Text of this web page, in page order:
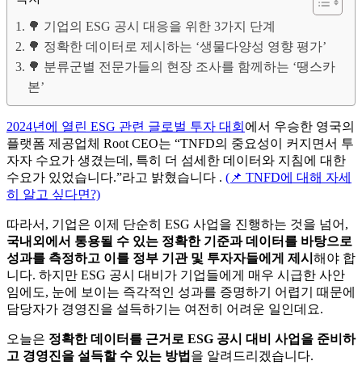
🌳 기업의 ESG 공시 대응을 위한 3가지 단계
🌳 정확한 데이터로 제시하는 ‘생물다양성 영향 평가’
🌳 분류군별 전문가들의 현장 조사를 함께하는 ‘땡스카
본’
2024년에 열린 ESG 관련 글로벌 투자 대회 에서 우승한 영국의
플랫폼 제공업체 Root CEO는 “TNFD의 중요성이 커지면서 투
자자 수요가 생겼는데, 특히 더 섬세한 데이터와 지침에 대한
수요가 있었습니다.”라고 밝혔습니다 . (📌 TNFD에 대해 자세
히 알고 싶다면?)
따라서, 기업은 이제 단순히 ESG 사업을 진행하는 것을 넘어,
국내외에서 통용될 수 있는 정확한 기준과 데이터를 바탕으로
성과를 측정하고 이를 정부 기관 및 투자자들에게 제시 해야 합
니다. 하지만 ESG 공시 대비가 기업들에게 매우 시급한 사안
임에도, 눈에 보이는 즉각적인 성과를 증명하기 어렵기 때문에
담당자가 경영진을 설득하기는 여전히 어려운 일인데요.
오늘은 정확한 데이터를 근거로 ESG 공시 대비 사업을 준비하
고 경영진을 설득할 수 있는 방법 을 알려드리겠습니다.